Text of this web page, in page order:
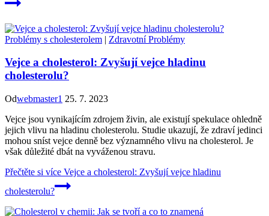
Problémy s cholesterolem | Zdravotní Problémy
Vejce a cholesterol: Zvyšují vejce hladinu
cholesterolu?
Odwebmaster1 25. 7. 2023
Vejce jsou vynikajícím zdrojem živin, ale existují spekulace ohledně
jejich vlivu na hladinu cholesterolu. Studie ukazují, že zdraví jedinci
mohou sníst vejce denně bez významného vlivu na cholesterol. Je
však důležité dbát na vyváženou stravu.
Přečtěte si více Vejce a cholesterol: Zvyšují vejce hladinu
cholesterolu?